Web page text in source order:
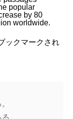
popular
by 80
worldwide.
ックマークされ
。